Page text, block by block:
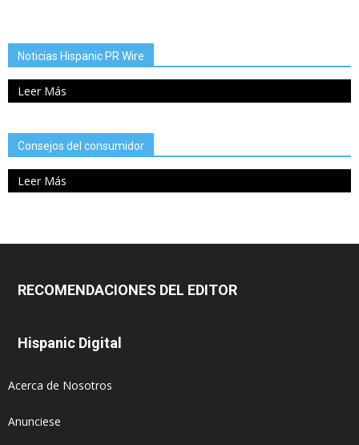
Noticias Hispanic PR Wire
Leer Más
Consejos del consumidor
Leer Más
RECOMENDACIONES DEL EDITOR
Hispanic Digital
Acerca de Nosotros
Anunciese